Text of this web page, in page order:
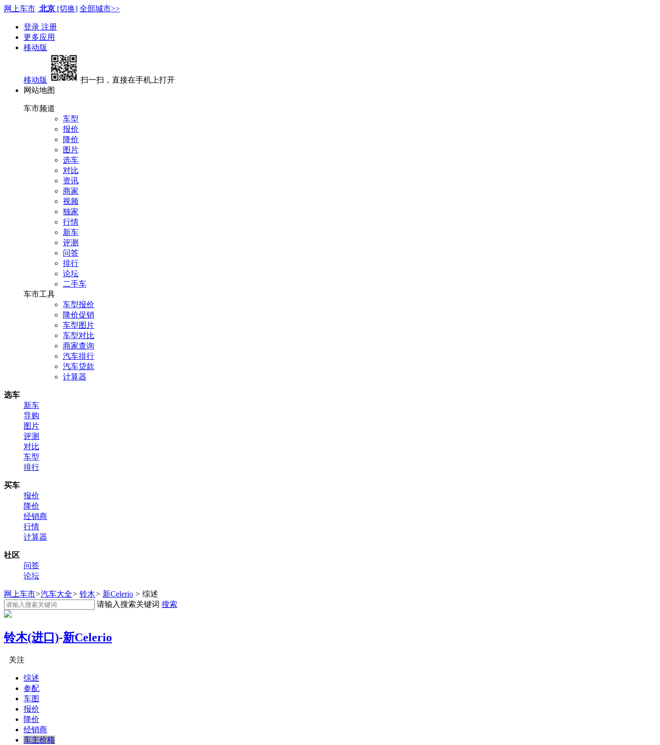
网上车市 北京 [切换] 全部城市>>
登录 注册
更多应用
移动版
移动版
扫一扫，直接在手机上打开
网站地图
车市频道
车型
报价
降价
图片
选车
对比
资讯
商家
视频
独家
行情
新车
评测
问答
排行
论坛
二手车
车市工具
车型报价
降价促销
车型图片
车型对比
商家查询
汽车排行
汽车贷款
计算器
选车
新车
导购
图片
评测
对比
车型
排行
买车
报价
降价
经销商
行情
计算器
社区
问答
论坛
网上车市>汽车大全> 铃木> 新Celerio > 综述
请输入搜索关键词 搜索
铃木(进口)-新Celerio
关注
综述
参配
车图
报价
降价
经销商
车主价格